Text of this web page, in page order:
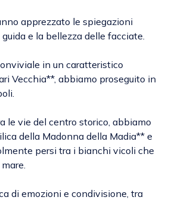
apprezzato le spiegazioni
e la bellezza delle facciate.
in un caratteristico
Vecchia**, abbiamo proseguito in
le vie del centro storico, abbiamo
della Madonna della Madia** e
persi tra i bianchi vicoli che
di emozioni e condivisione, tra